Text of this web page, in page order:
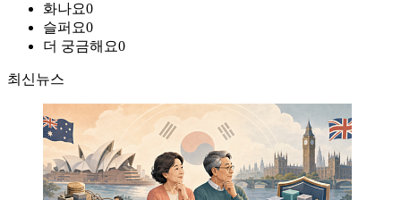
화나요0
슬퍼요0
더 궁금해요0
최신뉴스